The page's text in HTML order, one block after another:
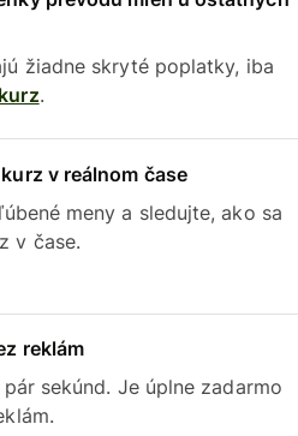
žiadne skryté poplatky, iba
.
v reálnom čase
meny a sledujte, ako sa
v čase.
reklám
sekúnd. Je úplne zadarmo